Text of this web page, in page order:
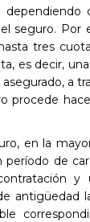
seguro. Por
tres
es decir,
a
procede
en la
período de
y
antigüedad